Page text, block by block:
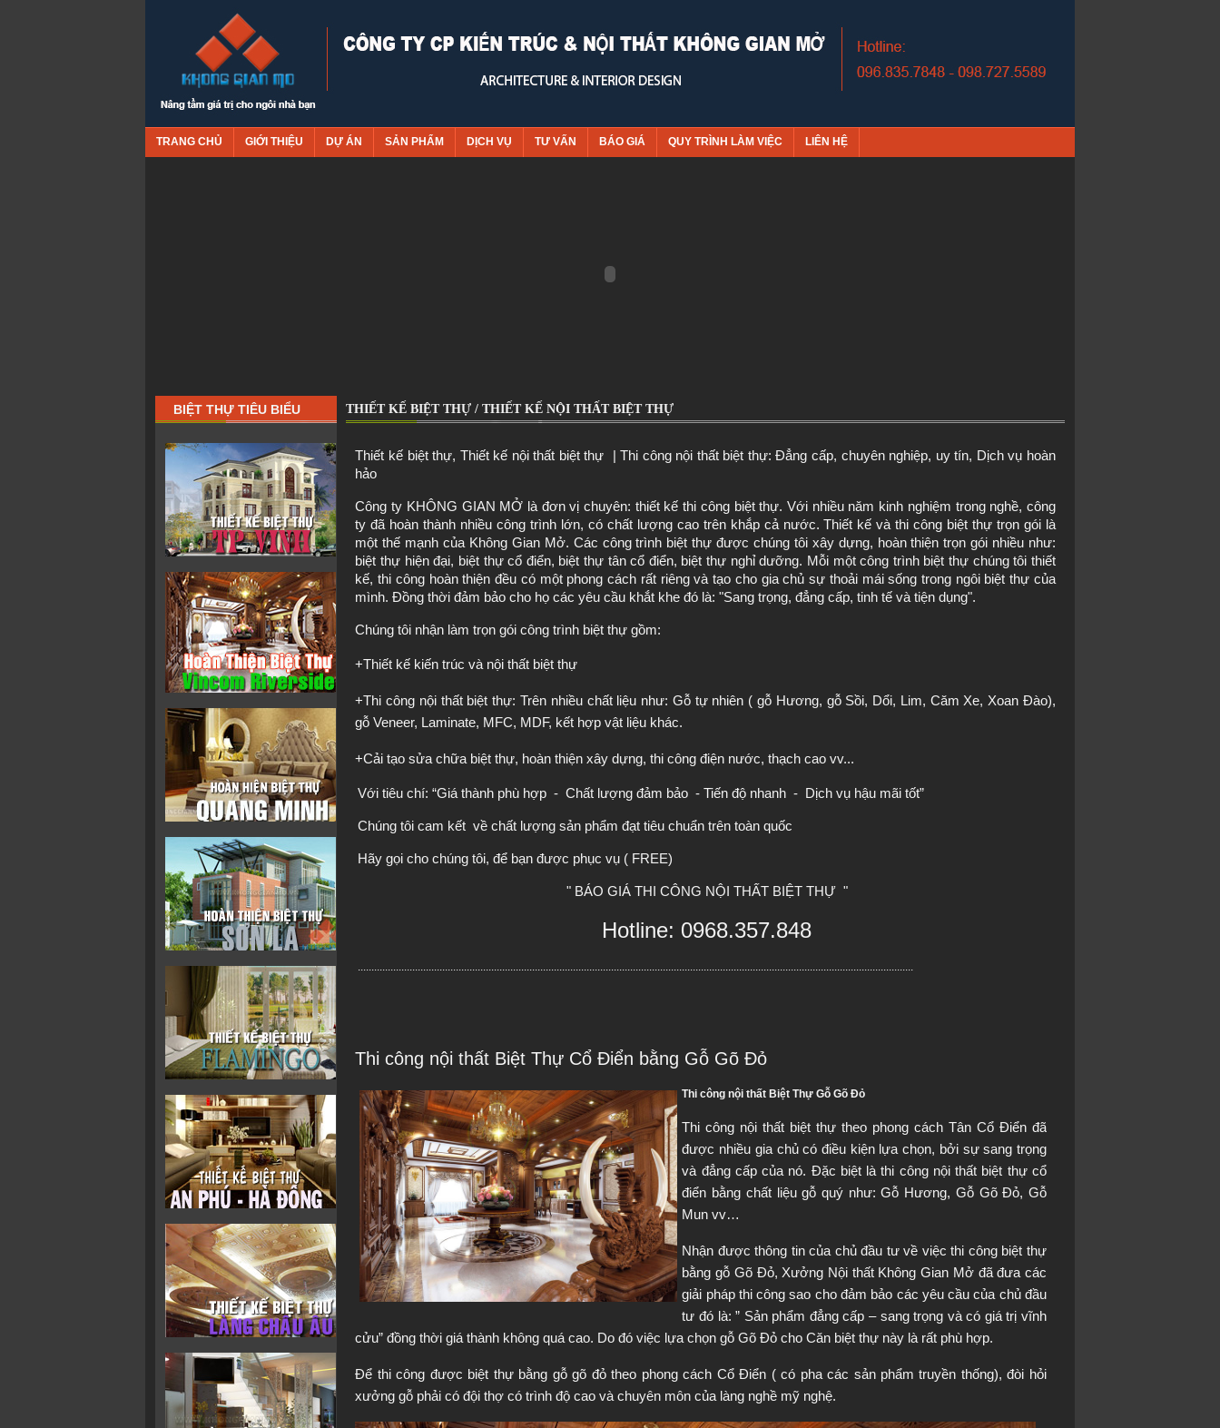
TRANG CHỦ GIỚI THIỆU DỰ ÁN SẢN PHẨM DỊCH VỤ TƯ VẤN BÁO GIÁ QUY TRÌNH LÀM VIỆC LIÊN HỆ
BIỆT THỰ TIÊU BIỂU THIẾT KẾ BIỆT THỰ / THIẾT KẾ NỘI THẤT BIỆT THỰ
Thiết kế biệt thự, Thiết kế nội thất biệt thự  | Thi công nội thất biệt thự: Đẳng cấp, chuyên nghiệp, uy tín, Dịch vụ hoàn
hảo
Công ty KHÔNG GIAN MỞ là đơn vị chuyên: thiết kế thi công biệt thự. Với nhiều năm kinh nghiệm trong nghề, công
ty đã hoàn thành nhiều công trình lớn, có chất lượng cao trên khắp cả nước. Thiết kế và thi công biệt thự trọn gói là
một thế mạnh của Không Gian Mở. Các công trình biệt thự được chúng tôi xây dựng, hoàn thiện trọn gói nhiều như:
biệt thự hiện đại, biệt thự cổ điển, biệt thự tân cổ điển, biệt thự nghỉ dưỡng. Mỗi một công trình biệt thự chúng tôi thiết
kế, thi công hoàn thiện đều có một phong cách rất riêng và tạo cho gia chủ sự thoải mái sống trong ngôi biệt thự của
mình. Đồng thời đảm bảo cho họ các yêu cầu khắt khe đó là: "Sang trọng, đẳng cấp, tinh tế và tiện dụng".
Chúng tôi nhận làm trọn gói công trình biệt thự gồm:
+Thiết kế kiến trúc và nội thất biệt thự
+Thi công nội thất biệt thự: Trên nhiều chất liệu như: Gỗ tự nhiên ( gỗ Hương, gỗ Sồi, Dổi, Lim, Căm Xe, Xoan Đào),
gỗ Veneer, Laminate, MFC, MDF, kết hợp vật liệu khác.
+Cải tạo sửa chữa biệt thự, hoàn thiện xây dựng, thi công điện nước, thạch cao vv...
Với tiêu chí: “Giá thành phù hợp  -  Chất lượng đảm bảo  - Tiến độ nhanh  -  Dịch vụ hậu mãi tốt”
Chúng tôi cam kết  về chất lượng sản phẩm đạt tiêu chuẩn trên toàn quốc
Hãy gọi cho chúng tôi, để bạn được phục vụ ( FREE)
" BÁO GIÁ THI CÔNG NỘI THẤT BIỆT THỰ  "
Hotline: 0968.357.848
............................................................................................................................................................................................................
Thi công nội thất Biệt Thự Cổ Điển bằng Gỗ Gõ Đỏ
Thi công nội thất Biệt Thự Gỗ Gõ Đỏ
Thi công nội thất biệt thự theo phong cách Tân Cổ Điển đã
được nhiều gia chủ có điều kiện lựa chọn, bởi sự sang trọng
và đẳng cấp của nó. Đặc biệt là thi công nội thất biệt thự cổ
điển bằng chất liệu gỗ quý như: Gỗ Hương, Gỗ Gõ Đỏ, Gỗ
Mun vv…
Nhận được thông tin của chủ đầu tư về việc thi công biệt thự
bằng gỗ Gõ Đỏ, Xưởng Nội thất Không Gian Mở đã đưa các
giải pháp thi công sao cho đảm bảo các yêu cầu của chủ đầu
tư đó là: ” Sản phẩm đẳng cấp – sang trọng và có giá trị vĩnh
cửu” đồng thời giá thành không quá cao. Do đó việc lựa chọn gỗ Gõ Đỏ cho Căn biệt thự này là rất phù hợp.
Để thi công được biệt thự bằng gỗ gõ đỏ theo phong cách Cổ Điển ( có pha các sản phẩm truyền thống), đòi hỏi
xưởng gỗ phải có đội thợ có trình độ cao và chuyên môn của làng nghề mỹ nghệ.